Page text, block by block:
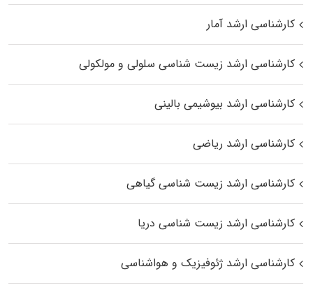
کارشناسی ارشد آمار
کارشناسی ارشد زیست شناسی سلولی و مولکولی
کارشناسی ارشد بیوشیمی بالینی
کارشناسی ارشد ریاضی
کارشناسی ارشد زیست‌ شناسی گیاهی
کارشناسی ارشد زیست‌ شناسی دریا
کارشناسی ارشد ژئوفیزیک و هواشناسی